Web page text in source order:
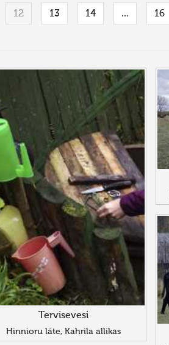
12 13 14 ... 16
Tervisevesi
Hinnioru läte, Kahrila allikas